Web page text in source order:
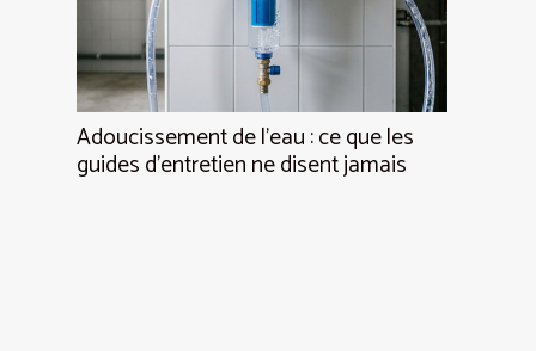
Adoucissement de l’eau : ce que les
guides d’entretien ne disent jamais